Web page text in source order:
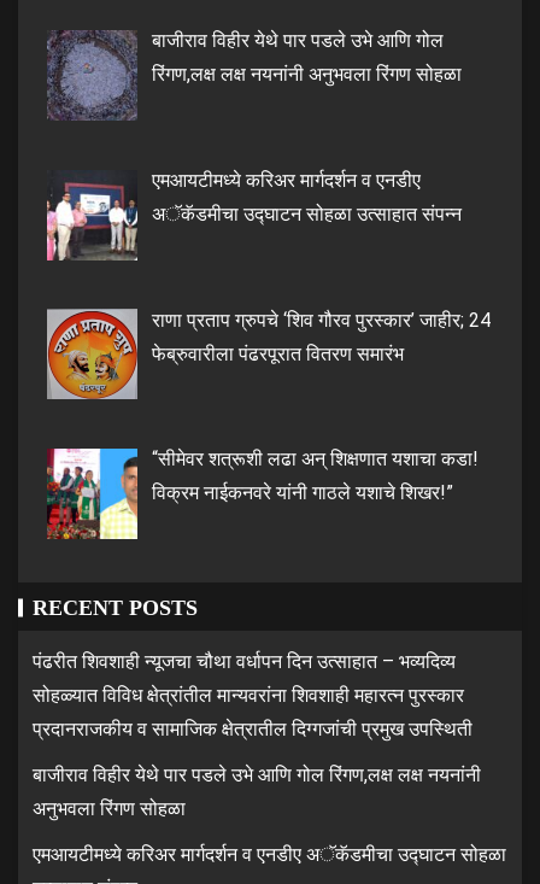
बाजीराव विहीर येथे पार पडले उभे आणि गोल
रिंगण,लक्ष लक्ष नयनांनी अनुभवला रिंगण सोहळा
एमआयटीमध्ये करिअर मार्गदर्शन व एनडीए
अॅकॅडमीचा उद्घाटन सोहळा उत्साहात संपन्न
राणा प्रताप ग्रुपचे ‘शिव गौरव पुरस्कार’ जाहीर; 24
फेब्रुवारीला पंढरपूरात वितरण समारंभ
“सीमेवर शत्रूशी लढा अन् शिक्षणात यशाचा कडा!
विक्रम नाईकनवरे यांनी गाठले यशाचे शिखर!”
RECENT POSTS
पंढरीत शिवशाही न्यूजचा चौथा वर्धापन दिन उत्साहात – भव्यदिव्य
सोहळ्यात विविध क्षेत्रांतील मान्यवरांना शिवशाही महारत्न पुरस्कार
प्रदानराजकीय व सामाजिक क्षेत्रातील दिग्गजांची प्रमुख उपस्थिती
बाजीराव विहीर येथे पार पडले उभे आणि गोल रिंगण,लक्ष लक्ष नयनांनी
अनुभवला रिंगण सोहळा
एमआयटीमध्ये करिअर मार्गदर्शन व एनडीए अॅकॅडमीचा उद्घाटन सोहळा